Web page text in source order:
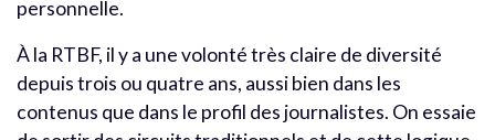
personnelle.
À la RTBF, il y a une volonté très claire de diversité
depuis trois ou quatre ans, aussi bien dans les
contenus que dans le profil des journalistes. On essaie